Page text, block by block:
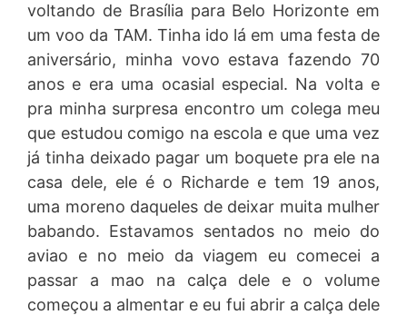
voltando de Brasília para Belo Horizonte em
um voo da TAM. Tinha ido lá em uma festa de
aniversário, minha vovo estava fazendo 70
anos e era uma ocasial especial. Na volta e
pra minha surpresa encontro um colega meu
que estudou comigo na escola e que uma vez
já tinha deixado pagar um boquete pra ele na
casa dele, ele é o Richarde e tem 19 anos,
uma moreno daqueles de deixar muita mulher
babando. Estavamos sentados no meio do
aviao e no meio da viagem eu comecei a
passar a mao na calça dele e o volume
começou a almentar e eu fui abrir a calça dele